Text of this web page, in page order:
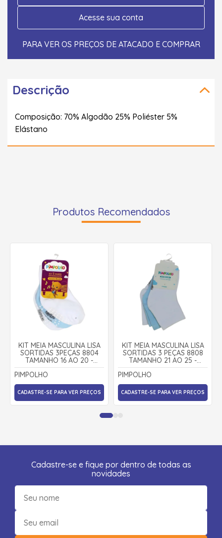
Acesse sua conta
PARA VER OS PREÇOS DE ATACADO E COMPRAR
Descrição
Composição: 70% Algodão 25% Poliéster 5%
Elástano
Produtos Recomendados
KIT MEIA MASCULINA LISA
SORTIDAS 3PEÇAS 8804
TAMANHO 16 AO 20 -
PIMPOLHO
PIMPOLHO
CADASTRE-SE PARA VER PREÇOS
KIT MEIA MASCULINA LISA
SORTIDAS 3 PEÇAS 8808
TAMANHO 21 AO 25 -
PIMPOLHO
PIMPOLHO
CADASTRE-SE PARA VER PREÇOS
Cadastre-se e fique por dentro de todas as
novidades